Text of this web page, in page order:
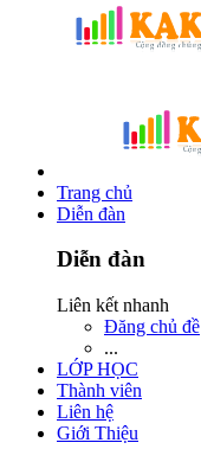
Trang chủ
Diễn đàn
Diễn đàn
Liên kết nhanh
Đăng chủ đề
...
LỚP HỌC
Thành viên
Liên hệ
Giới Thiệu